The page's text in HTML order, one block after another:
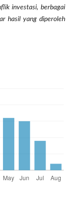
investasi, berbagai
hasil yang diperoleh